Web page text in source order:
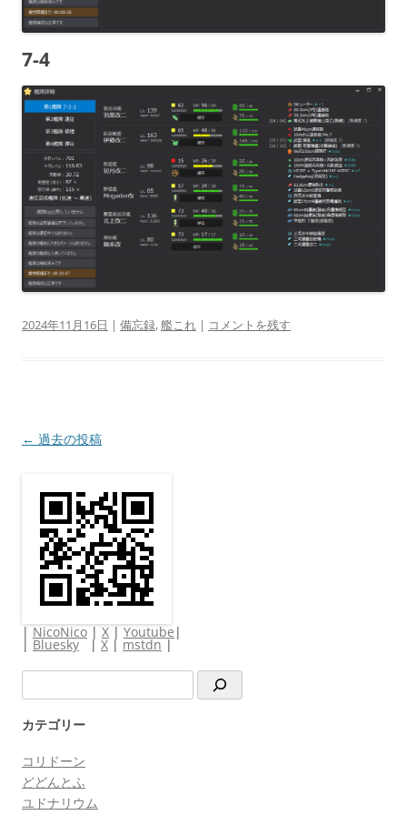
7-4
2024年11月16日 | 備忘録,艦これ | コメントを残す
投
ン
← 過去の投稿
| NicoNico | X | Youtube |
Bluesky| X| mstdn|
索
カテゴリー
コリドーン
どどんとふ
ユドナリウム